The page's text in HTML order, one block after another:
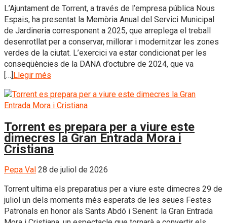
L’Ajuntament de Torrent, a través de l’empresa pública Nous
Espais, ha presentat la Memòria Anual del Servici Municipal
de Jardineria corresponent a 2025, que arreplega el treball
desenrotllat per a conservar, millorar i modernitzar les zones
verdes de la ciutat. L’exercici va estar condicionat per les
conseqüències de la DANA d’octubre de 2024, que va
[…]Llegir més
Torrent es prepara per a viure este
dimecres la Gran Entrada Mora i
Cristiana
Pepa Val 28 de juliol de 2026
Torrent ultima els preparatius per a viure este dimecres 29 de
juliol un dels moments més esperats de les seues Festes
Patronals en honor als Sants Abdó i Senent: la Gran Entrada